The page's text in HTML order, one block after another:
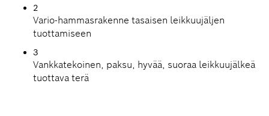
2
Vario-hammasrakenne tasaisen leikkuujäljen
tuottamiseen
3
Vankkatekoinen, paksu, hyvää, suoraa leikkuujälkeä
tuottava terä